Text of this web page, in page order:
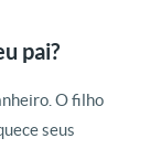
pai?
O filho
seus